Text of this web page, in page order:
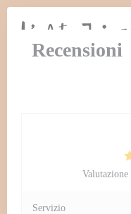
Personalizzazione delle tue
Recensioni
Servizio